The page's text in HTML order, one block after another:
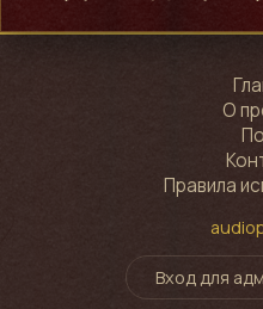
О
Правила
Вход для